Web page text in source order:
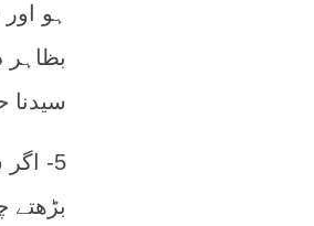
ہو
5-
بڑھتے